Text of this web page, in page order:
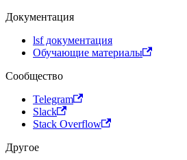
Документация
lsf документация
Обучающие материалы
Сообщество
Telegram
Slack
Stack Overflow
Другое